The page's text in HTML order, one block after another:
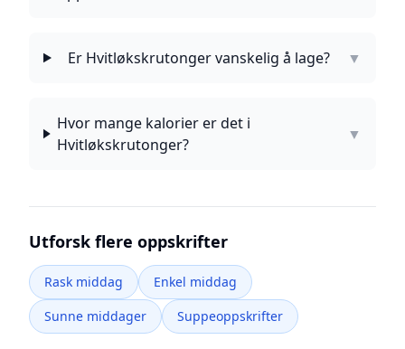
Er Hvitløkskrutonger vanskelig å lage? ▼
Hvor mange kalorier er det i
Hvitløkskrutonger?
▼
Utforsk flere oppskrifter
Rask middag
Enkel middag
Sunne middager
Suppeoppskrifter